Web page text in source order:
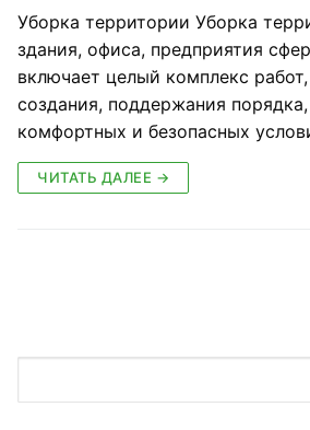
Уборка территории Уборка
здания, офиса, предприятия
включает целый комплекс
создания, поддержания
комфортных и безопасных
ЧИТАТЬ ДАЛЕЕ →